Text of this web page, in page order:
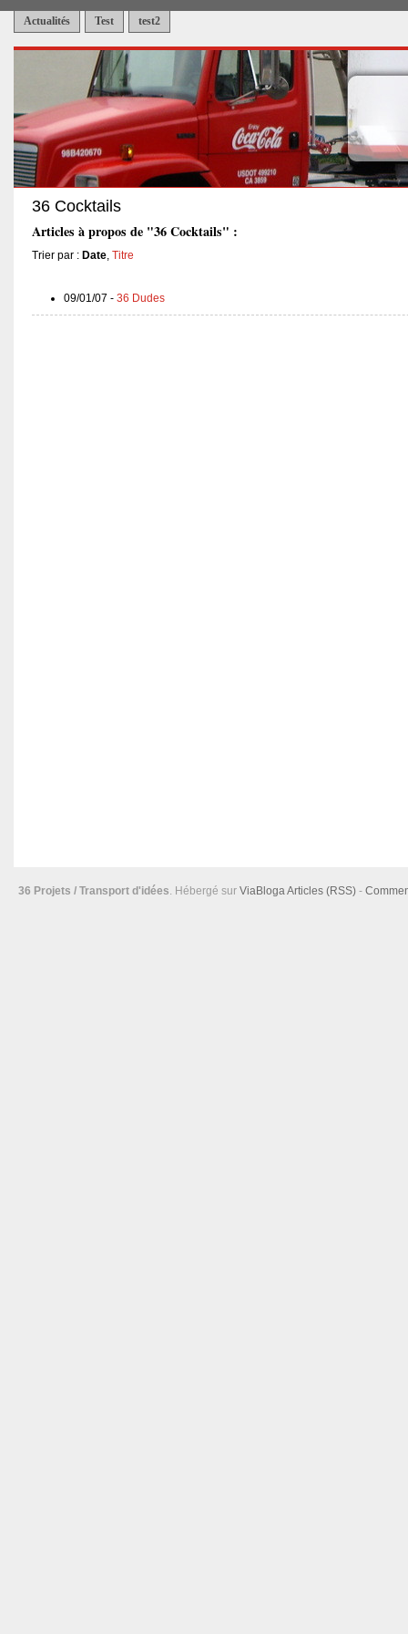
Actualités Test test2
36 Cocktails
Articles à propos de "36 Cocktails" :
Trier par : Date, Titre
09/01/07 - 36 Dudes
36 Projets / Transport d'idées . Hébergé sur ViaBloga Articles (RSS) -